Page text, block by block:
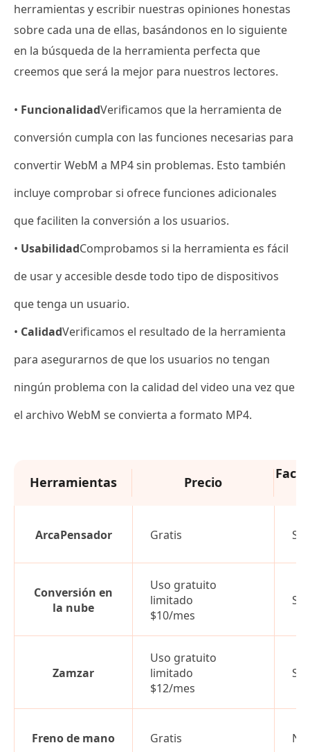
herramientas y escribir nuestras opiniones honestas
sobre cada una de ellas, basándonos en lo siguiente
en la búsqueda de la herramienta perfecta que
creemos que será la mejor para nuestros lectores.
• FuncionalidadVerificamos que la herramienta de
conversión cumpla con las funciones necesarias para
convertir WebM a MP4 sin problemas. Esto también
incluye comprobar si ofrece funciones adicionales
que faciliten la conversión a los usuarios.
• UsabilidadComprobamos si la herramienta es fácil
de usar y accesible desde todo tipo de dispositivos
que tenga un usuario.
• CalidadVerificamos el resultado de la herramienta
para asegurarnos de que los usuarios no tengan
ningún problema con la calidad del video una vez que
el archivo WebM se convierta a formato MP4.
Herramientas Precio
ArcaPensador Gratis Sí
Conversión en
la nube
Uso gratuito
limitado
$10/mes
Sí
Zamzar
Uso gratuito
limitado
$12/mes
Sí
Freno de mano Gratis No